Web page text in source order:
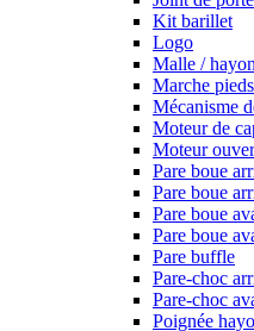
Kit barillet
Logo
Malle /
Marche pieds
Mécanisme
Moteur de
Moteur
Pare boue
Pare boue
Pare boue
Pare boue
Pare buffle
Pare-choc
Pare-choc
Poignée